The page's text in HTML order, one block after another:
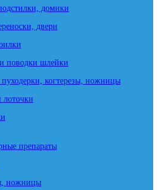
домики
двери
поводки шлейки
пуходерки, когтерезы, ножницы
лоточки
препараты
ножницы